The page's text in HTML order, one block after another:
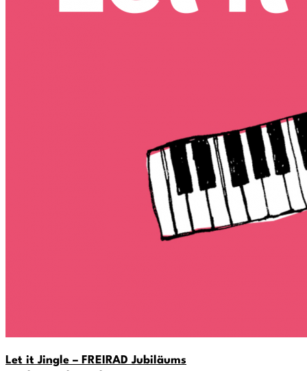
Let it Jingle – FREIRAD Jubiläums